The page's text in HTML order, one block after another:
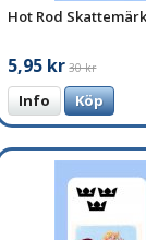
Hot Rod
5,95 kr 30 kr
Info Köp